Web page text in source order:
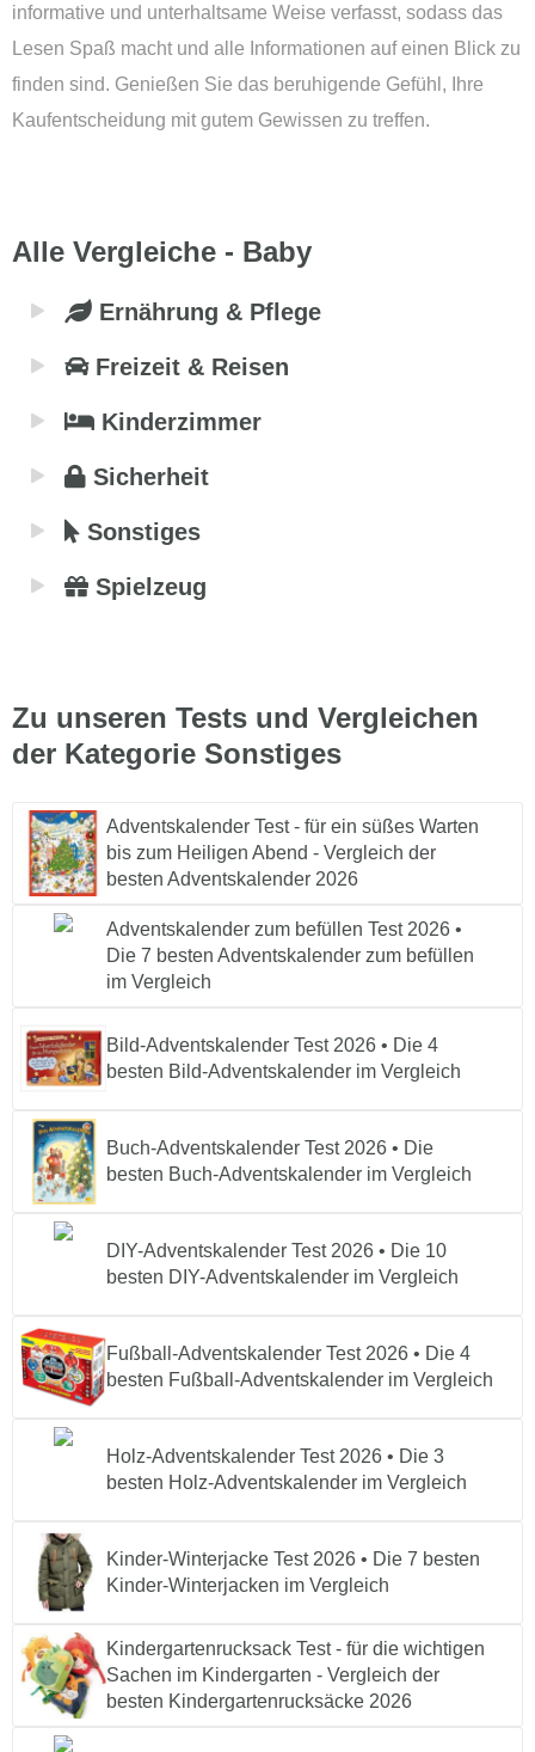
informative und unterhaltsame Weise verfasst, sodass das
Lesen Spaß macht und alle Informationen auf einen Blick zu
finden sind. Genießen Sie das beruhigende Gefühl, Ihre
Kaufentscheidung mit gutem Gewissen zu treffen.
Alle Vergleiche - Baby
Ernährung & Pflege
Freizeit & Reisen
Kinderzimmer
Sicherheit
Sonstiges
Spielzeug
Zu unseren Tests und Vergleichen
der Kategorie Sonstiges
Adventskalender Test - für ein süßes Warten
bis zum Heiligen Abend - Vergleich der
besten Adventskalender 2026
Adventskalender zum befüllen Test 2026 •
Die 7 besten Adventskalender zum befüllen
im Vergleich
Bild-Adventskalender Test 2026 • Die 4
besten Bild-Adventskalender im Vergleich
Buch-Adventskalender Test 2026 • Die
besten Buch-Adventskalender im Vergleich
DIY-Adventskalender Test 2026 • Die 10
besten DIY-Adventskalender im Vergleich
Fußball-Adventskalender Test 2026 • Die 4
besten Fußball-Adventskalender im Vergleich
Holz-Adventskalender Test 2026 • Die 3
besten Holz-Adventskalender im Vergleich
Kinder-Winterjacke Test 2026 • Die 7 besten
Kinder-Winterjacken im Vergleich
Kindergartenrucksack Test - für die wichtigen
Sachen im Kindergarten - Vergleich der
besten Kindergartenrucksäcke 2026